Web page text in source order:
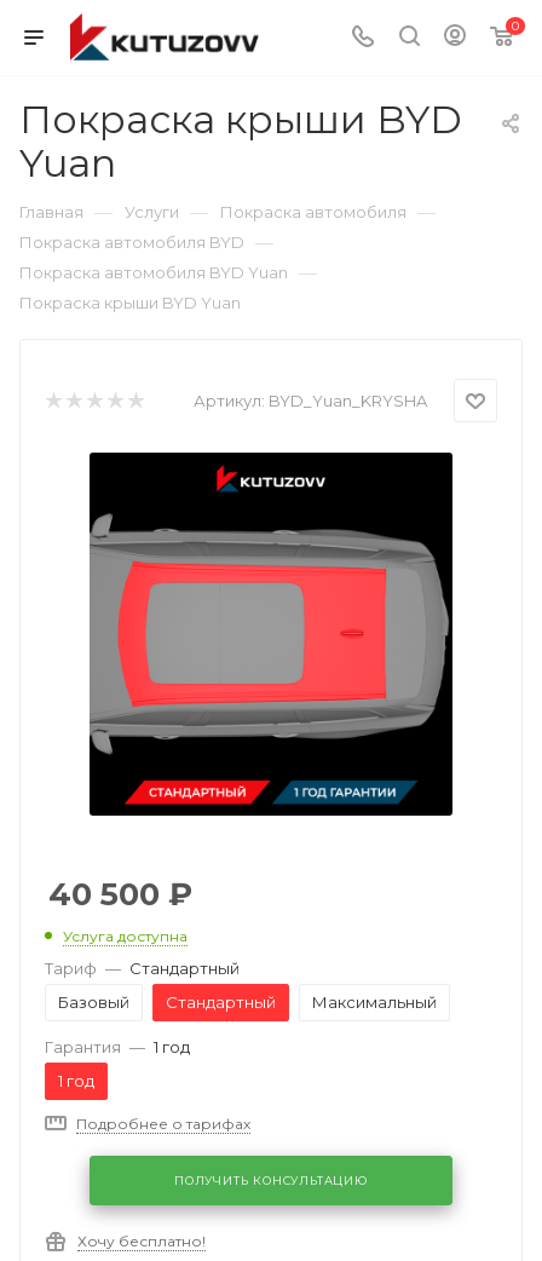
0
Покраска крыши BYD
Yuan
Главная — Услуги — Покраска автомобиля —
Покраска автомобиля BYD —
Покраска автомобиля BYD Yuan —
Покраска крыши BYD Yuan
Артикул: BYD_Yuan_KRYSHA
40 500 ₽
Услуга доступна
Тариф — Стандартный
Базовый
Стандартный Максимальный
Гарантия — 1 год
1 год
Подробнее о тарифах
ПОЛУЧИТЬ КОНСУЛЬТАЦИЮ
Хочу бесплатно!